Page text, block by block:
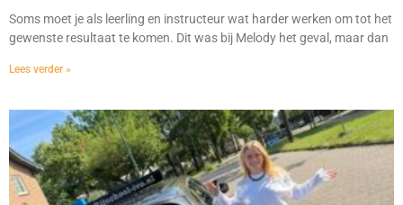
Soms moet je als leerling en instructeur wat harder werken om tot het
gewenste resultaat te komen. Dit was bij Melody het geval, maar dan
Lees verder »